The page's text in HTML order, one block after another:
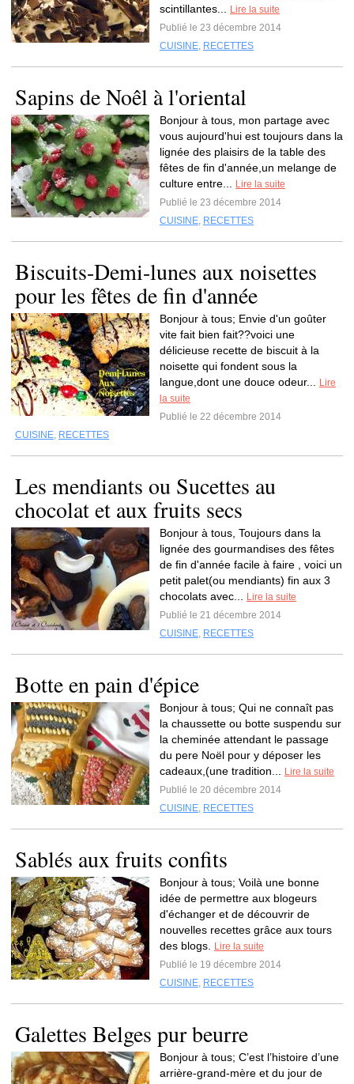
scintillantes...
Lire la suite
Publié le 23 décembre 2014
CUISINE, RECETTES
Sapins de Noêl à l'oriental
Bonjour à tous, mon partage avec
vous aujourd'hui est toujours dans la
lignée des plaisirs de la table des
fêtes de fin d'année,un melange de
culture entre...
Lire la suite
Publié le 23 décembre 2014
CUISINE, RECETTES
Biscuits-Demi-lunes aux noisettes
pour les fêtes de fin d'année
Bonjour à tous; Envie d'un goûter
vite fait bien fait??voici une
délicieuse recette de biscuit à la
noisette qui fondent sous la
langue,dont une douce odeur...
Lire
la suite
Publié le 22 décembre 2014
CUISINE, RECETTES
Les mendiants ou Sucettes au
chocolat et aux fruits secs
Bonjour à tous, Toujours dans la
lignée des gourmandises des fêtes
de fin d'année facile à faire , voici un
petit palet(ou mendiants) fin aux 3
chocolats avec...
Lire la suite
Publié le 21 décembre 2014
CUISINE, RECETTES
Botte en pain d'épice
Bonjour à tous; Qui ne connaît pas
la chaussette ou botte suspendu sur
la cheminée attendant le passage
du pere Noël pour y déposer les
cadeaux,(une tradition...
Lire la suite
Publié le 20 décembre 2014
CUISINE, RECETTES
Sablés aux fruits confits
Bonjour à tous; Voilà une bonne
idée de permettre aux blogeurs
d'échanger et de découvrir de
nouvelles recettes grâce aux tours
des blogs.
Lire la suite
Publié le 19 décembre 2014
CUISINE, RECETTES
Galettes Belges pur beurre
Bonjour à tous; C’est l’histoire d’une
arrière-grand-mère et du jour de